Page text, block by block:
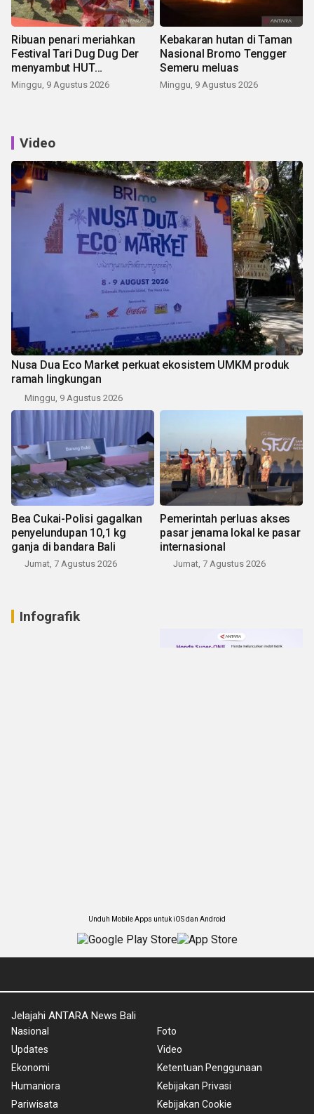
Ribuan penari meriahkan
Festival Tari Dug Dug Der
menyambut HUT
Kemerdekaan
Minggu, 9 Agustus 2026
Kebakaran hutan di Taman
Nasional Bromo Tengger
Semeru meluas
Minggu, 9 Agustus 2026
Video
Nusa Dua Eco Market perkuat ekosistem UMKM produk
ramah lingkungan
Minggu, 9 Agustus 2026
Bea Cukai-Polisi gagalkan
penyelundupan 10,1 kg
ganja di bandara Bali
Jumat, 7 Agustus 2026
Pemerintah perluas akses
pasar jenama lokal ke pasar
internasional
Jumat, 7 Agustus 2026
Infografik
Unduh Mobile Apps untuk iOS dan Android
Jelajahi ANTARA News Bali
Nasional
Updates
Ekonomi
Humaniora
Pariwisata
Foto
Video
Ketentuan Penggunaan
Kebijakan Privasi
Kebijakan Cookie